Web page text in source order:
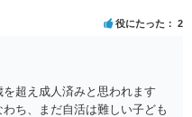
役にたった 2
超え成人済みと思われます
ち、まだ自活は難しい子ども